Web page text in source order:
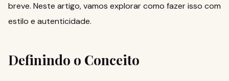
breve. Neste artigo, vamos explorar como fazer isso com
estilo e autenticidade.
Definindo o Conceito